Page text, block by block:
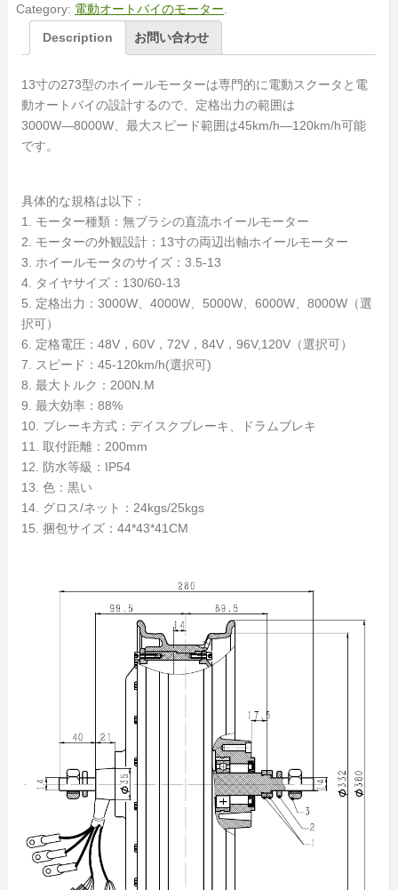
Category: 電動オートバイのモーター
Description
お問い合わせ
13寸の273型のホイールモーターは専門的に電動スクータと電
動オートバイの設計するので、定格出力の範囲は
3000W―8000W、最大スピード範囲は45km/h―120km/h可能
です。
具体的な規格は以下：
1. モーター種類：無ブラシの直流ホイールモーター
2. モーターの外観設計：13寸の両辺出軸ホイールモーター
3. ホイールモータのサイズ：3.5-13
4. タイヤサイズ：130/60-13
5. 定格出力：3000W、4000W、5000W、6000W、8000W（選
択可）
6. 定格電圧：48V，60V，72V，84V，96V,120V（選択可）
7. スピード：45-120km/h(選択可)
8. 最大トルク：200N.M
9. 最大効率：88%
10. ブレーキ方式：デイスクブレーキ、ドラムブレキ
11. 取付距離：200mm
12. 防水等級：IP54
13. 色：黒い
14. グロス/ネット：24kgs/25kgs
15. 捆包サイズ：44*43*41CM